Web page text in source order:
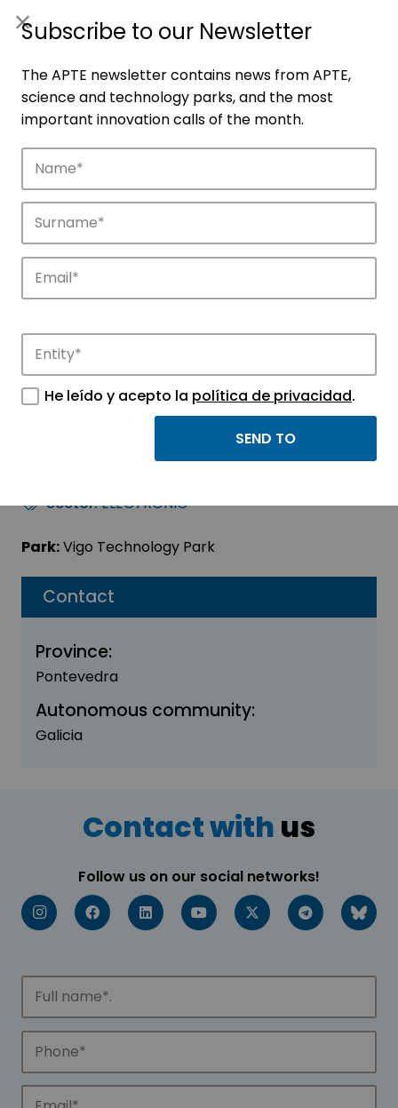
Companies
Contact
Province:
Pontevedra
Autonomous community:
Galicia
SUMATE
AUTOMATIZACION SL
Sector:ELECTRONIC
Park:Vigo Technology Park
Contact with us
Follow us on our social networks!
Subscribe to our Newsletter
The APTE newsletter contains news from APTE,
science and technology parks, and the most
important innovation calls of the month.
He leído y acepto la política de privacidad.